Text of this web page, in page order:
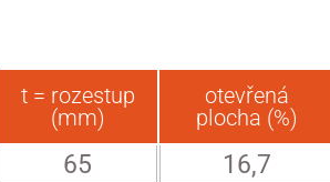
t = rozestup
(mm)
otevřená
plocha (%)
65 16,7